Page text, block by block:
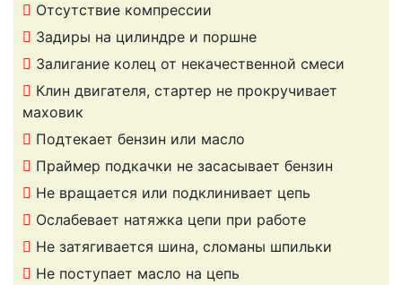
Отсутствие компрессии
Задиры на цилиндре и поршне
Залигание колец от некачественной смеси
Клин двигателя, стартер не прокручивает
маховик
Подтекает бензин или масло
Праймер подкачки не засасывает бензин
Не вращается или подклинивает цепь
Ослабевает натяжка цепи при работе
Не затягивается шина, сломаны шпильки
Не поступает масло на цепь